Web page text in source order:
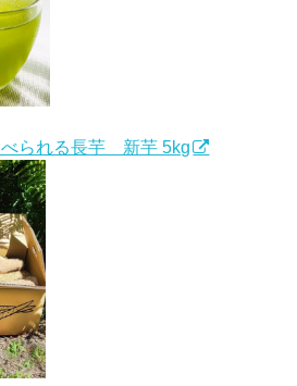
られる長芋 新芋 5kg